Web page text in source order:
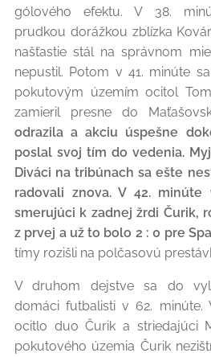
gólového efektu. V 38.
prudkou dorážkou zblízka
našťastie stál na správnom
nepustil. Potom v 41. minúte
pokutovým územím ocitol
zamieril presne do
odrazila a akciu úspešne
poslal svoj tím do vedenia.
Diváci na tribúnach sa ešte
radovali znova. V 42.
smerujúci k zadnej žrdi Čurik,
z prvej a už to bolo 2 : 0 pre
tímy rozišli na polčasovú
V druhom dejstve sa do
domáci futbalisti v 62. minúte.
ocitlo duo Čurik a striedajúci
pokutového územia Čurik